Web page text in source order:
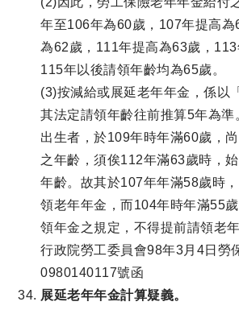
年至106年為60歲，107年提高
為62歲，111年提高為63歲，113
115年以後請領年齡均為65歲。
(3)按減給或展延老年年金，係以
其法定請領年齡往前推算5年為
出生者，於109年時年滿60歲，
之年齡，須俟112年滿63歲時，
年齡。故其於107年年滿58歲時
領老年年金，而104年時年滿55
領年金之規定，不得提前請領老年
行政院勞工委員會98年3月4日勞
0980140117號函
展延老年年金計算疑義。